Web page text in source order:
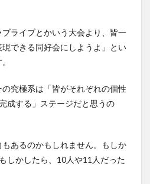
ライブとかいう大会より、皆一
できる同好会にしようよ」とい
究極系は「皆がそれぞれの個性
成する」ステージだと思うの
あるのかもしれません。もしか
しかしたら、10人や11人だった